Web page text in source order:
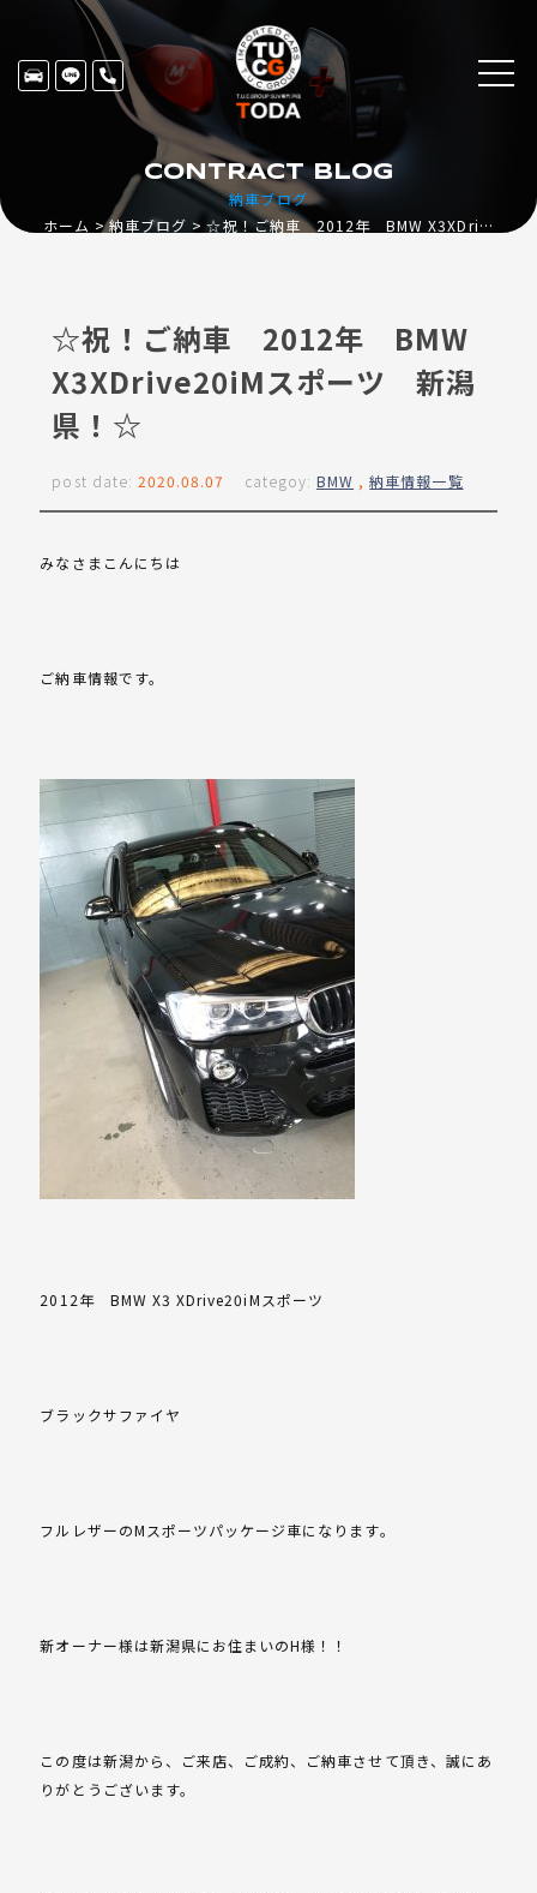
納車ブログ
CONTRACT BLOG
ホーム 納車ブログ ☆祝！ご納車 2012年 BMW X3XDrive20iMスポーツ 新潟県！☆
☆祝！ご納車 2012年 BMW
X3XDrive20iMスポーツ 新潟
県！☆
post date: 2020.08.07 categoy: BMW ,納車情報一覧
みなさまこんにちは
ご納車情報です。
2012年 BMW X3 XDrive20iMスポーツ
ブラックサファイヤ
フルレザーのMスポーツパッケージ車になります。
新オーナー様は新潟県にお住まいのH様！！
この度は新潟から、ご来店、ご成約、ご納車させて頂き、誠にあ
りがとうございます。